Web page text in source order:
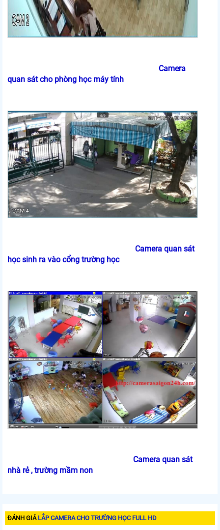
Camera
quan sát cho phòng học máy tính
Camera quan sát
học sinh ra vào cổng trường học
Camera quan sát
nhà rẻ , trường mầm non
ĐÁNH GIÁ LẮP CAMERA CHO TRƯỜNG HỌC FULL HD